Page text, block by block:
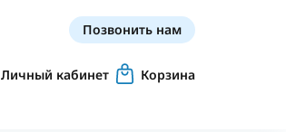
Позвонить нам
Личный кабинет Корзина